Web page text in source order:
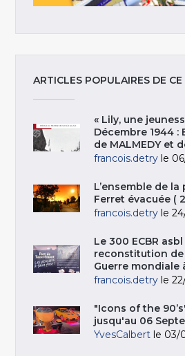
ARTICLES POPULAIRES DE
« Lily, une
Décembre 1944
de MALMEDY et
francois.detry le
L’ensemble de la
Ferret évacuée (
francois.detry le
Le 300 ECBR
reconstitution de
Guerre mondiale
francois.detry le
"Icons of the
jusqu'au 06
YvesCalbert le 03/